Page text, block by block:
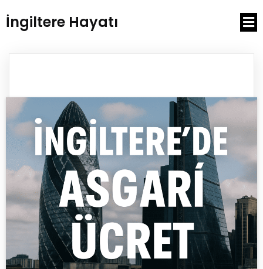
İngiltere Hayatı